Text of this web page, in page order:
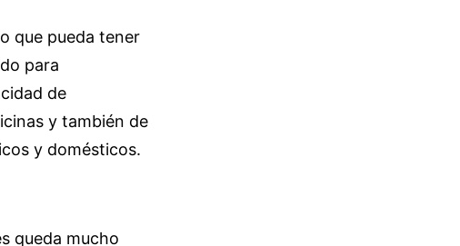
que pueda tener
para
de
y también de
y domésticos.
queda mucho